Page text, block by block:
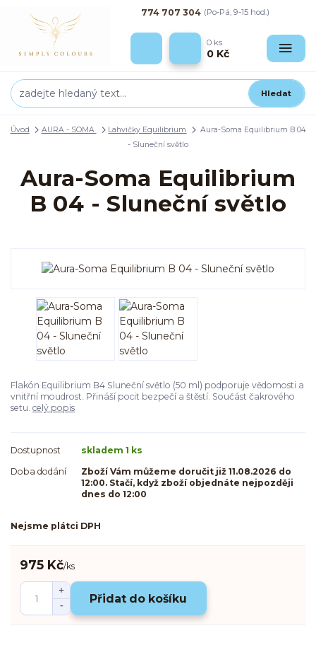
Hledat
774 707 304 (Po-Pá, 9-15 hod.)
0 ks
0 Kč
Úvod AURA - SOMA Lahvičky Equilibrium
Aura-Soma Equilibrium B 04
- Sluneční světlo
Aura-Soma Equilibrium
B 04 - Sluneční světlo
Flakón Equilibrium B4 Sluneční světlo (50 ml) podporuje vědomosti a
vnitřní moudrost. Přináší pocit bezpečí a štěstí. Součást čakrového
setu. celý popis
Dostupnost
skladem 1 ks
Doba dodání
Zboží Vám můžeme doručit již 11.08.2026 do
12:00. Stačí, když zboží objednáte nejpozději
dnes do 12:00
Nejsme plátci DPH
975 Kč/ks
Přidat do košíku